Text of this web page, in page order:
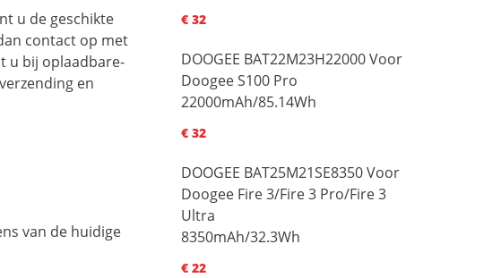
u de geschikte
contact op met
u bij oplaadbare-
en
van de huidige
€ 32
DOOGEE BAT22M23H22000 Voor
Doogee S100 Pro
22000mAh/85.14Wh
€ 32
DOOGEE BAT25M21SE8350 Voor
Doogee Fire 3/Fire 3 Pro/Fire 3
Ultra
8350mAh/32.3Wh
€ 22